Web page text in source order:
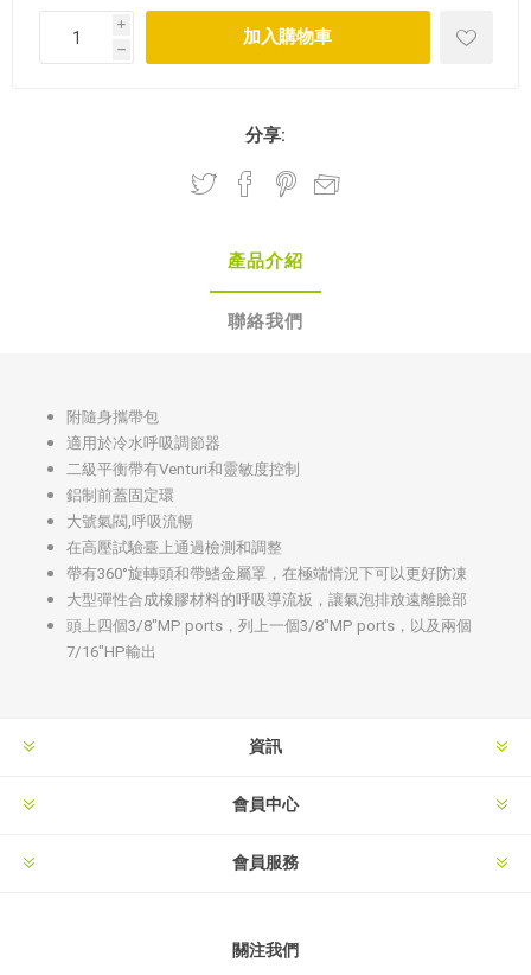
i
h
分享:
產品介紹
聯絡我們
附隨身攜帶包
適用於冷水呼吸調節器
二級平衡帶有Venturi和靈敏度控制
鋁制前蓋固定環
大號氣閥,呼吸流暢
在高壓試驗臺上通過檢測和調整
帶有360°旋轉頭和帶鰭金屬罩，在極端情況下可以更好防凍
大型彈性合成橡膠材料的呼吸導流板，讓氣泡排放遠離臉部
頭上四個3/8"MP ports，列上一個3/8"MP ports，以及兩個
7/16"HP輸出
資訊
會員中心
會員服務
關注我們